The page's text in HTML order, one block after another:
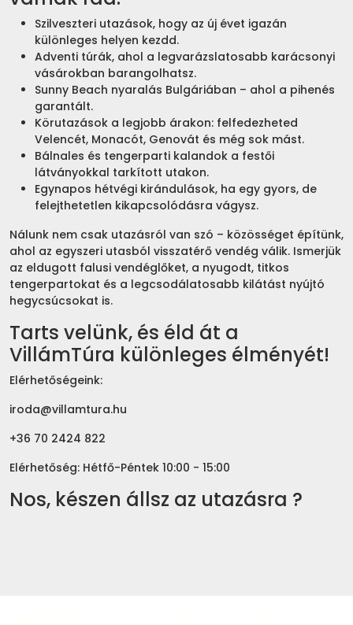
Szilveszteri utazások, hogy az új évet igazán
különleges helyen kezdd.
Adventi túrák, ahol a legvarázslatosabb karácsonyi
vásárokban barangolhatsz.
Sunny Beach nyaralás Bulgáriában – ahol a pihenés
garantált.
Körutazások a legjobb árakon: felfedezheted
Velencét, Monacót, Genovát és még sok mást.
Bálnales és tengerparti kalandok a festői
látványokkal tarkított utakon.
Egynapos hétvégi kirándulások, ha egy gyors, de
felejthetetlen kikapcsolódásra vágysz.
Nálunk nem csak utazásról van szó – közösséget építünk,
ahol az egyszeri utasból visszatérő vendég válik. Ismerjük
az eldugott falusi vendéglőket, a nyugodt, titkos
tengerpartokat és a legcsodálatosabb kilátást nyújtó
hegycsúcsokat is.
Tarts velünk, és éld át a
VillámTúra különleges élményét!
Elérhetőségeink:
iroda@villamtura.hu
+36 70 2424 822
Elérhetőség: Hétfő-Péntek 10:00 - 15:00
Nos, készen állsz az utazásra ?